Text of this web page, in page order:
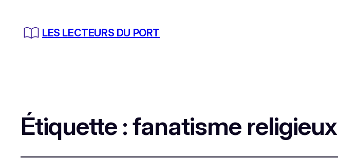
LES LECTEURS DU PORT
Étiquette :fanatisme religieux